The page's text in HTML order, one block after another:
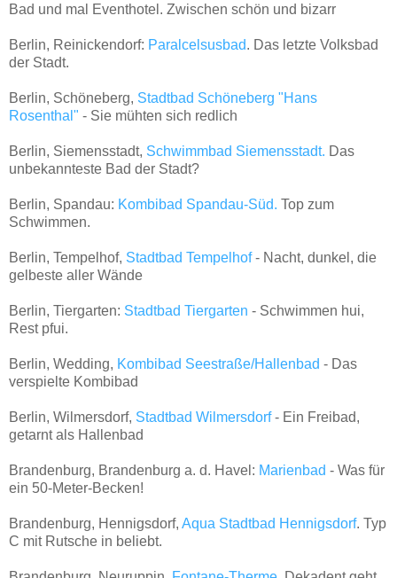
Bad und mal Eventhotel. Zwischen schön und bizarr
Berlin, Reinickendorf: Paralcelsusbad. Das letzte Volksbad
der Stadt.
Berlin, Schöneberg, Stadtbad Schöneberg "Hans
Rosenthal" - Sie mühten sich redlich
Berlin, Siemensstadt, Schwimmbad Siemensstadt. Das
unbekannteste Bad der Stadt?
Berlin, Spandau: Kombibad Spandau-Süd. Top zum
Schwimmen.
Berlin, Tempelhof, Stadtbad Tempelhof- Nacht, dunkel, die
gelbeste aller Wände
Berlin, Tiergarten: Stadtbad Tiergarten - Schwimmen hui,
Rest pfui.
Berlin, Wedding, Kombibad Seestraße/Hallenbad - Das
verspielte Kombibad
Berlin, Wilmersdorf, Stadtbad Wilmersdorf- Ein Freibad,
getarnt als Hallenbad
Brandenburg, Brandenburg a. d. Havel: Marienbad - Was für
ein 50-Meter-Becken!
Brandenburg, Hennigsdorf, Aqua Stadtbad Hennigsdorf. Typ
C mit Rutsche in beliebt.